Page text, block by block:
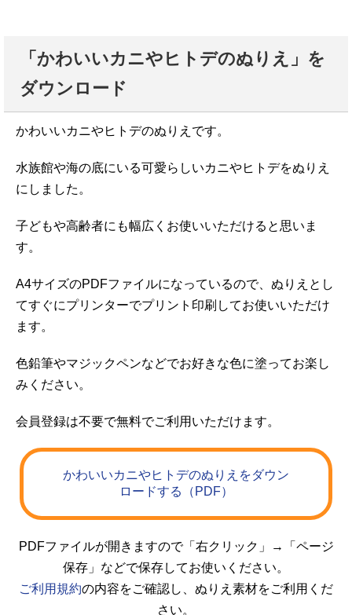
「かわいいカニやヒトデのぬりえ」を
ダウンロード
かわいいカニやヒトデのぬりえです。
水族館や海の底にいる可愛らしいカニやヒトデをぬりえ
にしました。
子どもや高齢者にも幅広くお使いいただけると思いま
す。
A4サイズのPDFファイルになっているので、ぬりえとし
てすぐにプリンターでプリント印刷してお使いいただけ
ます。
色鉛筆やマジックペンなどでお好きな色に塗ってお楽し
みください。
会員登録は不要で無料でご利用いただけます。
かわいいカニやヒトデのぬりえをダウン
ロードする（PDF）
PDFファイルが開きますので「右クリック」→「ページ
保存」などで保存してお使いください。
ご利用規約の内容をご確認し、ぬりえ素材をご利用くだ
さい。